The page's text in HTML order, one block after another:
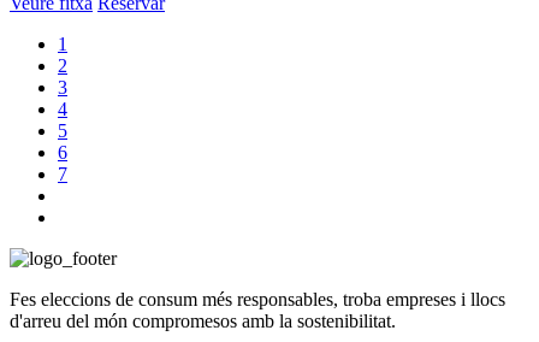
1
2
3
4
5
6
7
Fes eleccions de consum més responsables, troba empreses i llocs
d'arreu del món compromesos amb la sostenibilitat.